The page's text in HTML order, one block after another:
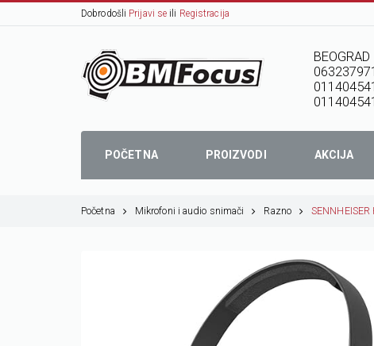
Dobrodošli Prijavi se ili Registracija
BEOGRAD
063237971
POČETNA PROIZVODI AKCIJA
Početna Mikrofoni i audio snimači Razno